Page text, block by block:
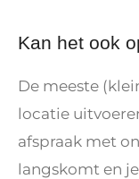
Kan het ook
De meeste
locatie
afspraak met
langskomt en